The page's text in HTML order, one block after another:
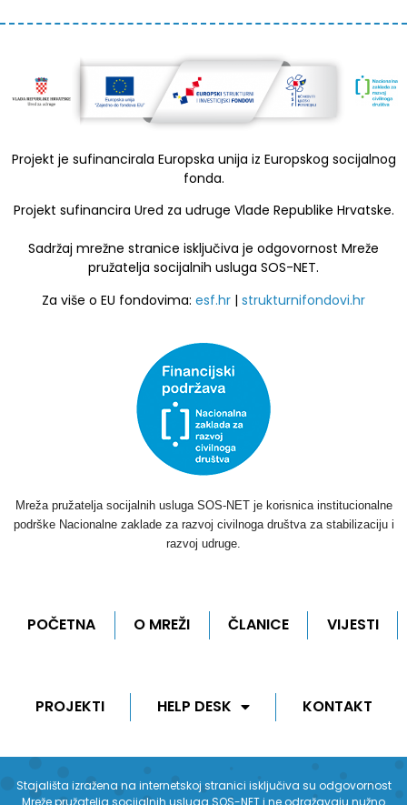
Projekt je sufinancirala Europska unija iz Europskog socijalnog
fonda.
Projekt sufinancira Ured za udruge Vlade Republike Hrvatske.
Sadržaj mrežne stranice isključiva je odgovornost Mreže
pružatelja socijalnih usluga SOS-NET.
Za više o EU fondovima: esf.hr | strukturnifondovi.hr
Mreža pružatelja socijalnih usluga SOS-NET je korisnica institucionalne
podrške Nacionalne zaklade za razvoj civilnoga društva za stabilizaciju i
razvoj udruge.
POČETNA O MREŽI ČLANICE VIJESTI
PROJEKTI HELP DESK KONTAKT
Stajališta izražena na internetskoj stranici isključiva su odgovornost
Mreže pružatelja socijalnih usluga SOS-NET i ne odražavaju nužno